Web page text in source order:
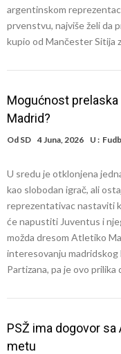
argentinskom
prvenstvu, najviše želi da
kupio od Mančester Sitija
Mogućnost prelaska
Madrid?
Od SD 4 Juna, 2026 U :
U sredu je otklonjena
kao slobodan igrač, ali
reprezentativac nastaviti
će napustiti Juventus i
možda dresom Atletiko
interesovanju madridskog
Partizana, pa je ovo prilika
PSŽ ima dogovor
metu